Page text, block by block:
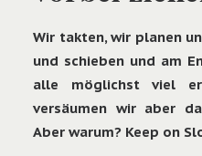
Wir takten, wir planen
und schieben und am
alle möglichst viel
versäumen wir aber
Aber warum? Keep on